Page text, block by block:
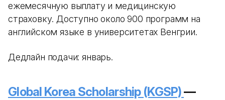
ежемесячную выплату и медицинскую
страховку. Доступно около 900 программ на
английском языке в университетах Венгрии.
Дедлайн подачи: январь.
Global Korea Scholarship (KGSP)—